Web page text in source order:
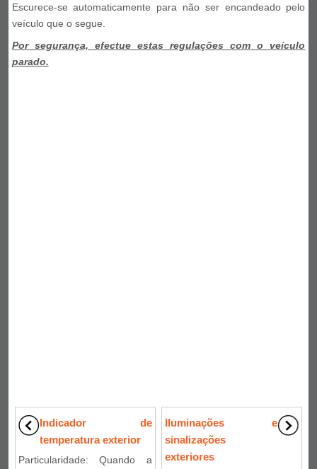
Escurece-se automaticamente para não ser encandeado pelo
veículo que o segue.
Por segurança, efectue estas regulações com o veículo
parado.
Indicador de
temperatura exterior
Particularidade: Quando a
Iluminações e
sinalizações
exteriores